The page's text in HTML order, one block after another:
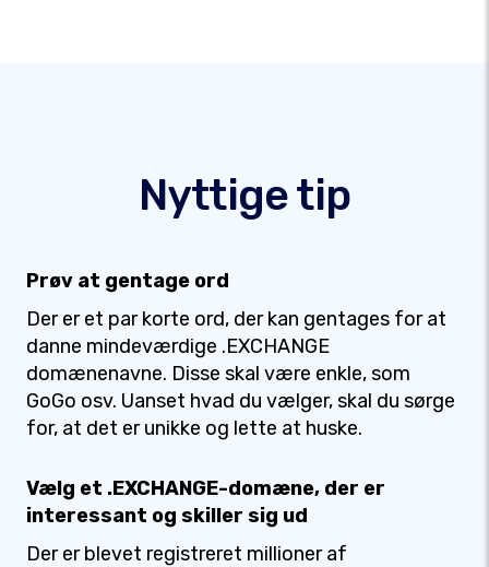
Nyttige tip
Prøv at gentage ord
Der er et par korte ord, der kan gentages for at
danne mindeværdige .EXCHANGE
domænenavne. Disse skal være enkle, som
GoGo osv. Uanset hvad du vælger, skal du sørge
for, at det er unikke og lette at huske.
Vælg et .EXCHANGE-domæne, der er
interessant og skiller sig ud
Der er blevet registreret millioner af